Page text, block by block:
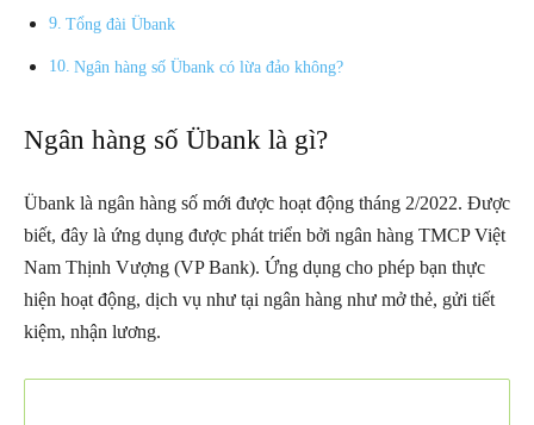
Tổng đài Übank
Ngân hàng số Übank có lừa đảo không?
Ngân hàng số Übank là gì?
Übank là ngân hàng số mới được hoạt động tháng 2/2022. Được
biết, đây là ứng dụng được phát triển bởi ngân hàng TMCP Việt
Nam Thịnh Vượng (VP Bank). Ứng dụng cho phép bạn thực
hiện hoạt động, dịch vụ như tại ngân hàng như mở thẻ, gửi tiết
kiệm, nhận lương.